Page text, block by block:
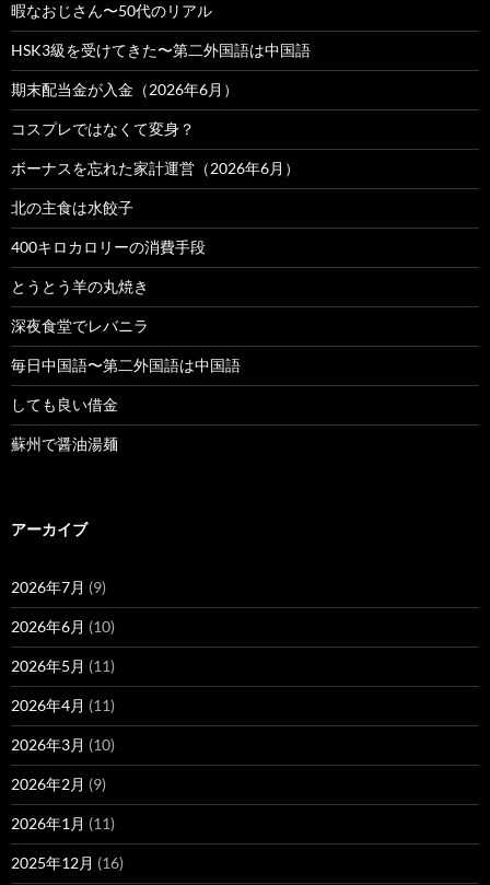
暇なおじさん〜50代のリアル
HSK3級を受けてきた〜第二外国語は中国語
期末配当金が入金（2026年6月）
コスプレではなくて変身？
ボーナスを忘れた家計運営（2026年6月）
北の主食は水餃子
400キロカロリーの消費手段
とうとう羊の丸焼き
深夜食堂でレバニラ
毎日中国語〜第二外国語は中国語
しても良い借金
蘇州で醤油湯麺
アーカイブ
2026年7月 (9)
2026年6月 (10)
2026年5月 (11)
2026年4月 (11)
2026年3月 (10)
2026年2月 (9)
2026年1月 (11)
2025年12月 (16)